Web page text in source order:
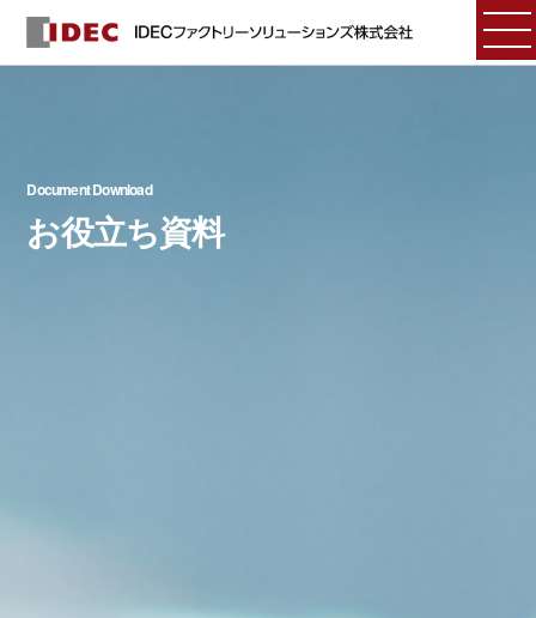
Document Download
お役立ち資料